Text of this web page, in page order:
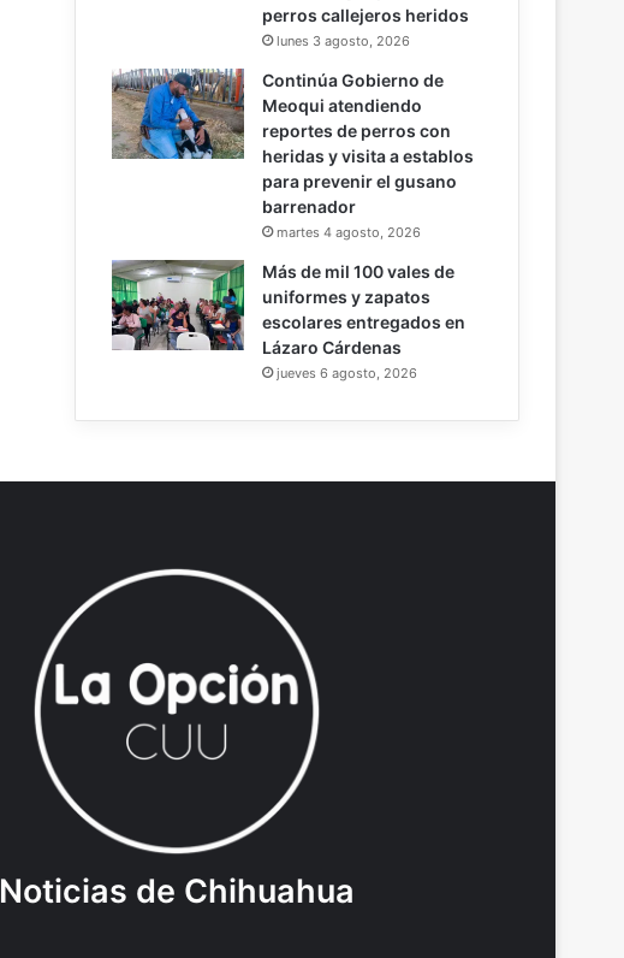
perros callejeros heridos
lunes 3 agosto, 2026
Continúa Gobierno de
Meoqui atendiendo
reportes de perros con
heridas y visita a establos
para prevenir el gusano
barrenador
martes 4 agosto, 2026
Más de mil 100 vales de
uniformes y zapatos
escolares entregados en
Lázaro Cárdenas
jueves 6 agosto, 2026
Noticias de Chihuahua